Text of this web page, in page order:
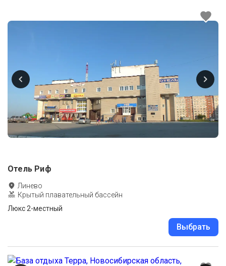
Отель Риф
Линево
Крытый плавательный бассейн
Люкс 2-местный
Выбрать